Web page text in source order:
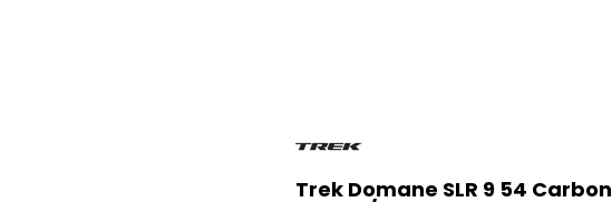
Trek Domane SLR 9 54 Carbon